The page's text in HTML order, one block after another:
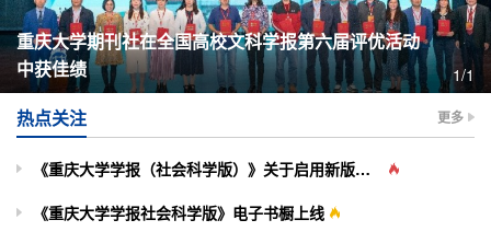
重庆大学期刊社在全国高校文科学报第六届评优活动
中获佳绩
1/1
热点关注 更多
《重庆大学学报（社会科学版）》关于启用新版投审稿系统的通知
《重庆大学学报社会科学版》电子书橱上线